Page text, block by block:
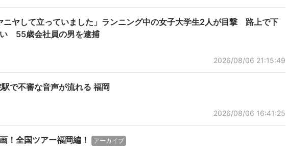
ニヤして立っていました」ランニング中の女子大学生2人が目撃 路上で下
55歳会社員の男を逮捕
2026/08/06 21:15:49
で不審な音声が流れる 福岡
2026/08/06 16:41:25
！全国ツアー福岡編！ アーカイブ